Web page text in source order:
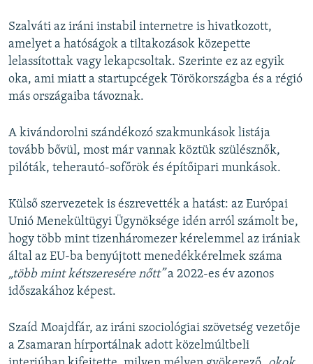
Szalváti az iráni instabil internetre is hivatkozott,
amelyet a hatóságok a tiltakozások közepette
lelassítottak vagy lekapcsoltak. Szerinte ez az egyik
oka, ami miatt a startupcégek Törökországba és a régió
más országaiba távoznak.
A kivándorolni szándékozó szakmunkások listája
tovább bővül, most már vannak köztük szülésznők,
pilóták, teherautó-sofőrök és építőipari munkások.
Külső szervezetek is észrevették a hatást: az Európai
Unió Menekültügyi Ügynöksége idén arról számolt be,
hogy több mint tizenháromezer kérelemmel az irániak
által az EU-ba benyújtott menedékkérelmek száma
„több mint kétszeresére nőtt”a 2022-es év azonos
időszakához képest.
Szaíd Moajdfár, az iráni szociológiai szövetség vezetője
a Zsamaran hírportálnak adott közelmúltbeli